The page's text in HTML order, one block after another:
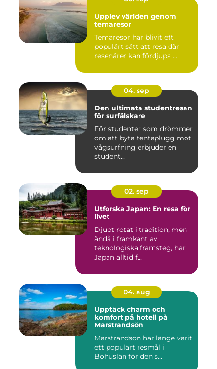
Upplev världen genom
temaresor
Temaresor har blivit ett
populärt sätt att resa där
resenärer kan fördjupa ...
04. sep
Den ultimata studentresan
för surfälskare
För studenter som drömmer
om att byta tentaplugg mot
vågsurfning erbjuder en
student...
02. sep
Utforska Japan: En resa för
livet
Djupt rotat i tradition, men
ändå i framkant av
teknologiska framsteg, har
Japan alltid f...
04. aug
Upptäck charm och
komfort på hotell på
Marstrandsön
Marstrandsön har länge varit
ett populärt resmål i
Bohuslän för den s...